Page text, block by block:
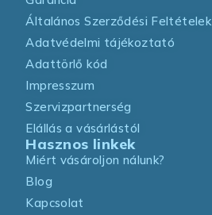
Általános Szerződési Feltételek
Adatvédelmi tájékoztató
Adattörlő kód
Impresszum
Szervizpartnerség
Elállás a vásárlástól
Hasznos linkek
Miért vásároljon nálunk?
Blog
Kapcsolat